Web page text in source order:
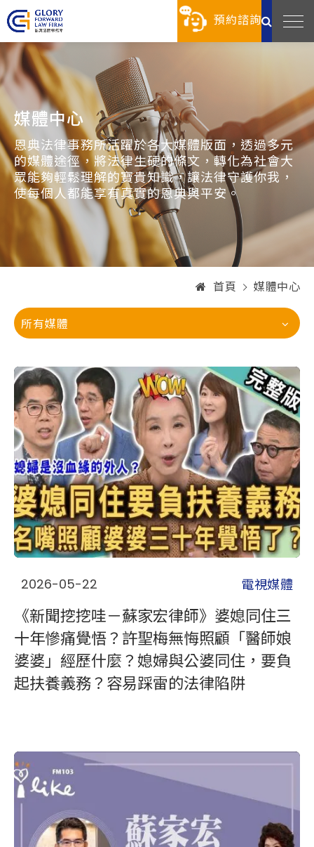
預約諮詢
媒體中心
恩典法律事務所活躍於各大媒體版面，透過多元
的媒體途徑，將法律生硬的條文，轉化為社會大
眾能夠輕鬆理解的寶貴知識，讓法律守護你我，
使每個人都能享有真實的恩典與平安。
首頁 媒體中心
所有媒體
2026-05-22 電視媒體
《新聞挖挖哇－蘇家宏律師》婆媳同住三
十年慘痛覺悟？許聖梅無悔照顧「醫師娘
婆婆」經歷什麼？媳婦與公婆同住，要負
起扶養義務？容易踩雷的法律陷阱